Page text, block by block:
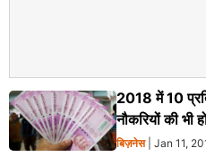
2018 में 10
नौकरियों की भी
बिज़नेस| Jan 11,